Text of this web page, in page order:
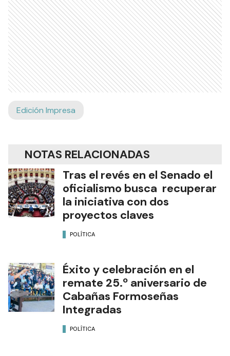
Edición Impresa
NOTAS RELACIONADAS
Tras el revés en el Senado el
oficialismo busca recuperar
la iniciativa con dos
proyectos claves
POLÍTICA
Éxito y celebración en el
remate 25.º aniversario de
Cabañas Formoseñas
Integradas
POLÍTICA